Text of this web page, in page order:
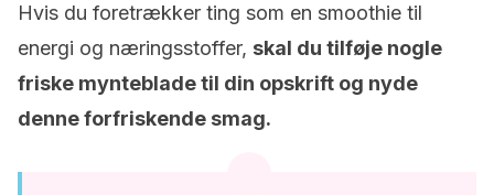
Hvis du foretrækker ting som en smoothie til
energi og næringsstoffer, skal du tilføje nogle
friske mynteblade til din opskrift og nyde
denne forfriskende smag.